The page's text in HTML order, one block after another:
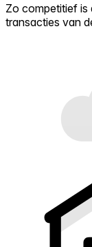
Zo competitief is
transacties van